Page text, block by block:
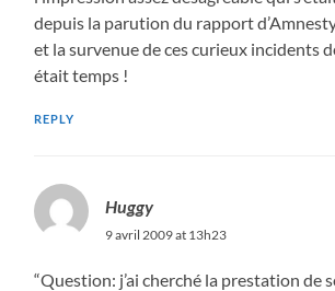
depuis la parution du rapport
et la survenue de ces curieux incidents
était temps !
REPLY
Huggy
9 avril 2009 at 13h23
“Question: j’ai cherché la prestation de